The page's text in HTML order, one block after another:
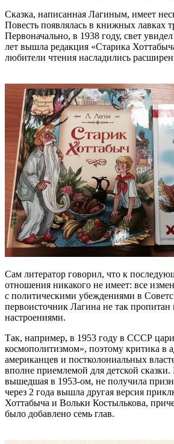
Сказка, написанная Лагиным, имеет
Повесть появлялась в книжных лавках
Первоначально, в 1938 году, свет
лет вышла редакция «Старика
любители чтения насладились
Сам литератор говорил, что к
отношения никакого не имеет: все
с политическими убеждениями в
первоисточник Лагина не так пропитан
настроениями.
Так, например, в 1953 году в СССР
космополитизмом», поэтому критика в
американцев и постколониальных
вполне приемлемой для детской сказки.
вышедшая в 1953-ом, не получила
через 2 года вышла другая версия
Хоттабыча и Вольки Костылькова,
было добавлено семь глав.